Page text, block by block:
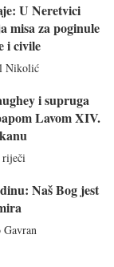
U Neretvici
misa za poginule
i civile
Nikolić
i supruga
Lavom XIV.
riječi
Naš Bog jest